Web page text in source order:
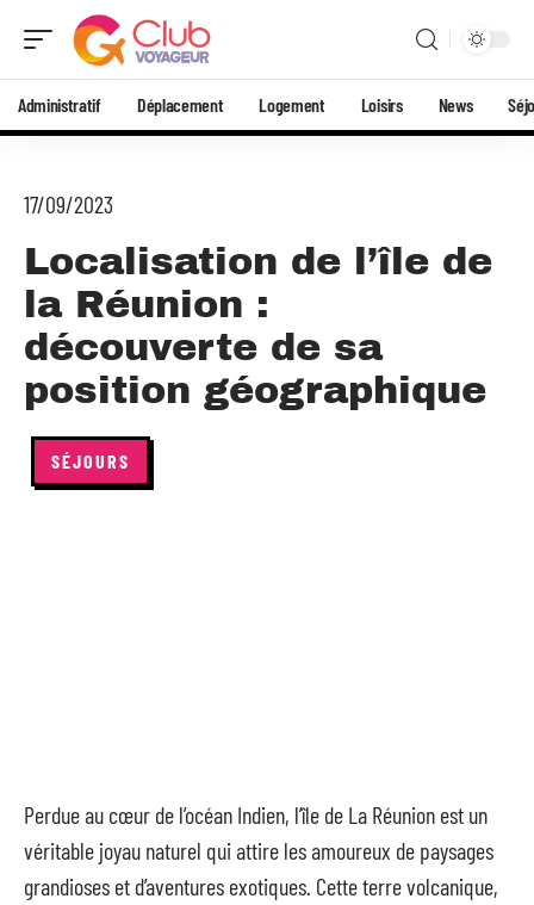
Administratif Déplacement Logement Loisirs News
17/09/2023
Localisation de l’île de
la Réunion :
découverte de sa
position géographique
SÉJOURS
Perdue au cœur de l’océan Indien, l’île de La Réunion est un
véritable joyau naturel qui attire les amoureux de paysages
grandioses et d’aventures exotiques. Cette terre volcanique,